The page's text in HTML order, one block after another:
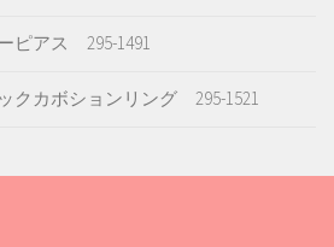
ピアス 295-1491
クカボションリング 295-1521